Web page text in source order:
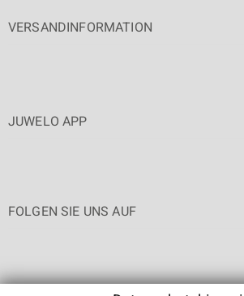
VERSANDINFORMATION
JUWELO APP
FOLGEN SIE UNS AUF